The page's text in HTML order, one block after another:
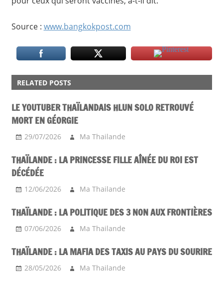
Source : www.bangkokpost.com
SONGKRAN
RELATED POSTS
LE YOUTUBER THAÏLANDAIS HLUN SOLO RETROUVÉ
MORT EN GÉORGIE
29/07/2026 Ma Thailande
THAÏLANDE : LA PRINCESSE FILLE AÎNÉE DU ROI EST
DÉCÉDÉE
12/06/2026 Ma Thailande
THAÏLANDE : LA POLITIQUE DES 3 NON AUX FRONTIÈRES
07/06/2026 Ma Thailande
THAÏLANDE : LA MAFIA DES TAXIS AU PAYS DU SOURIRE
28/05/2026 Ma Thailande